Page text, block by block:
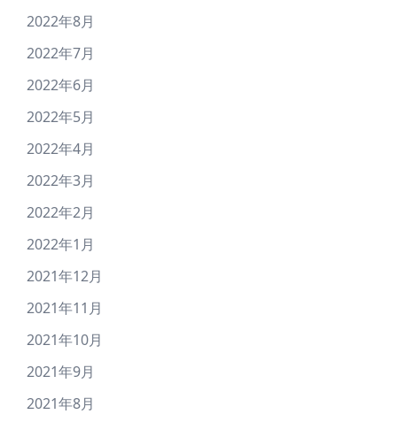
2022年8月
2022年7月
2022年6月
2022年5月
2022年4月
2022年3月
2022年2月
2022年1月
2021年12月
2021年11月
2021年10月
2021年9月
2021年8月